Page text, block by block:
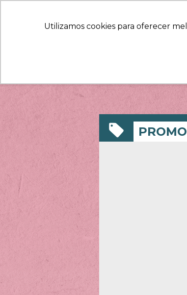
Utilizamos cookies para oferecer